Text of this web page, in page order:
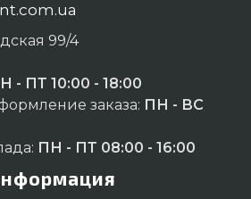
99/4
- ПТ 10:00 - 18:00
заказа: ПН - ВС
ПН - ПТ 08:00 - 16:00